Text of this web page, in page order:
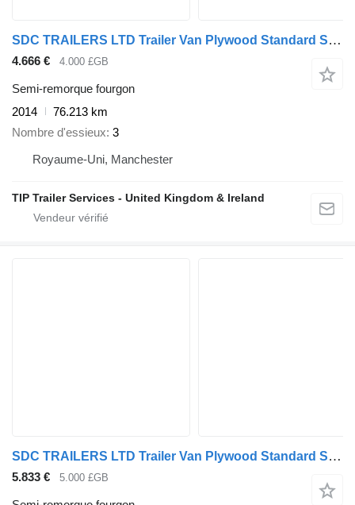
SDC TRAILERS LTD Trailer Van Plywood Standard Straight
4.666 € 4.000 £GB
Semi-remorque fourgon
2014
76.213 km
Nombre d'essieux 3
Royaume-Uni, Manchester
TIP Trailer Services - United Kingdom & Ireland
SDC TRAILERS LTD Trailer Van Plywood Standard Straight
5.833 € 5.000 £GB